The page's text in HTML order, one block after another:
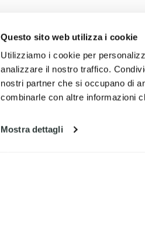
Questo sito web utilizza i cookie
Utilizziamo i cookie per
analizzare il nostro traffico.
nostri partner che si occupano di
combinarle con altre informazioni
Mostra dettagli